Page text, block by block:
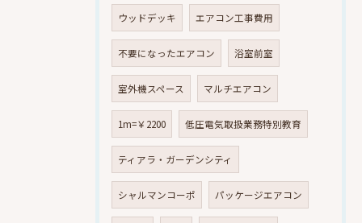
ウッドデッキ エアコン工事費用
不要になったエアコン 浴室前室
室外機スペース マルチエアコン
1m=￥2200 低圧電気取扱業務特別教育
ティアラ・ガーデンシティ
シャルマンコーポ パッケージエアコン